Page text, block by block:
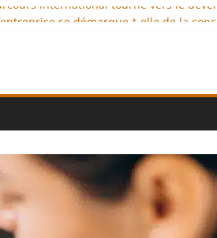
international tourné vers le
l’indépendance financière
comme moteur de coopération